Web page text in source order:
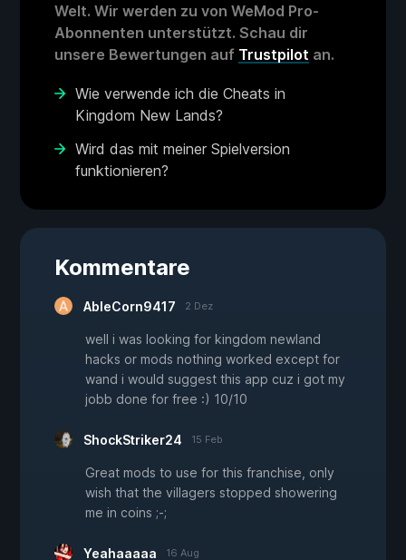
Welt. Wir werden zu von WeMod Pro-
Abonnenten unterstützt. Schau dir
unsere Bewertungen auf Trustpilot an.
Wie verwende ich die Cheats in
Kingdom New Lands?
Wird das mit meiner Spielversion
funktionieren?
Kommentare
AbleCorn9417 2 Dez
well i was looking for kingdom newland
hacks or mods nothing worked except for
wand i would suggest this app cuz i got my
jobb done for free :) 10/10
ShockStriker24 15 Feb
Great mods to use for this franchise, only
wish that the villagers stopped showering
me in coins ;-;
Yeahaaaaa 16 Aug